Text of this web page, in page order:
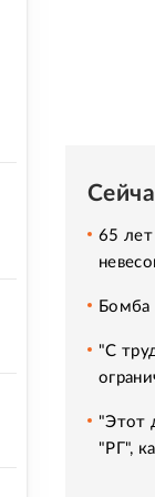
65 лет
Бомба
"С
"Этот
"РГ",